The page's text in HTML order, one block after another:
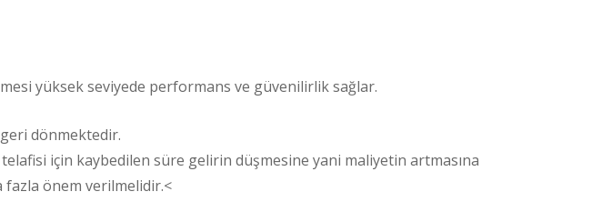
yüksek seviyede performans ve güvenilirlik sağlar.
dönmektedir.
için kaybedilen süre gelirin düşmesine yani maliyetin artmasına
fazla önem verilmelidir.<